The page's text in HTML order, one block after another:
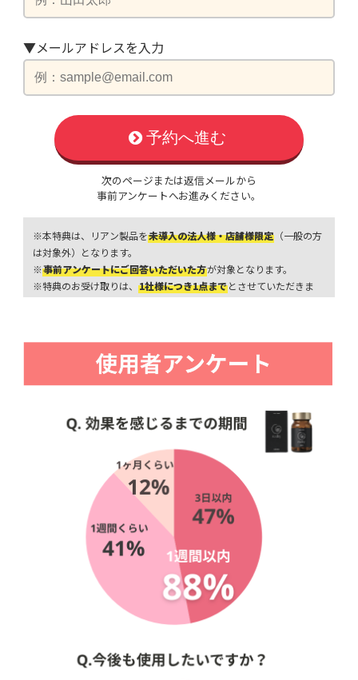
▼メールアドレスを入力
予約へ進む
次のページまたは返信メールから
事前アンケートへお進みください。
※本特典は、リアン製品を未導入の法人様・店舗様限定 （一般の方
は対象外）となります。
※事前アンケートにご回答いただいた方が対象となります。
※特典のお受け取りは、1社様につき1点までとさせていただきま